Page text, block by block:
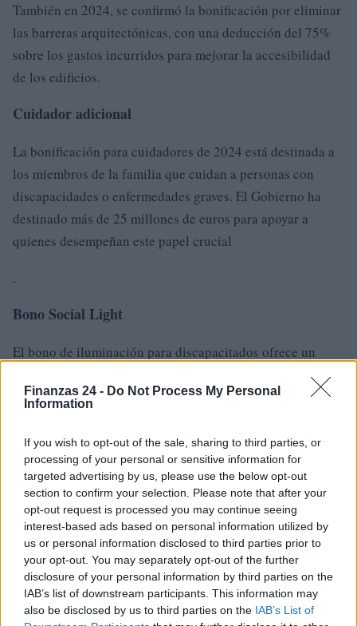
Finanzas 24 - Do Not Process My Personal
Information
If you wish to opt-out of the sale, sharing to third parties, or
processing of your personal or sensitive information for
targeted advertising by us, please use the below opt-out
section to confirm your selection. Please note that after your
opt-out request is processed you may continue seeing
interest-based ads based on personal information utilized by
us or personal information disclosed to third parties prior to
your opt-out. You may separately opt-out of the further
disclosure of your personal information by third parties on the
IAB’s list of downstream participants. This information may
also be disclosed by us to third parties on the IAB’s List of
También en 2024, se confirmó la bonificación por eliminar
las barreras arquitectónicas, con una deducción del 75%
sobre los gastos incurridos para mejorar la accesibilidad
de los edificios.
Cuidador adicional
La bonificación para cuidadores de 2024 está destinada a
los miembros de la familia que cuidan a personas con
discapacidades o enfermedades graves. El Gobierno ha
destinado más de 25 millones de euros para apoyar a
quienes desempeñan este papel crucial
.
Bono Social Light
El bono de iluminación para discapacitados ofrece un
equipos de electromedicina. Esta bonificación es
euros al año.
Otras bonificaciones y contribuciones
Desde la bonificación por contratación para trabajadores
autistas hasta las concesiones para la compra de libros
escolares, 2024 prevé una serie de apoyos adicionales para
mejorar la inclusión y el bienestar de las personas con
discapacidades.